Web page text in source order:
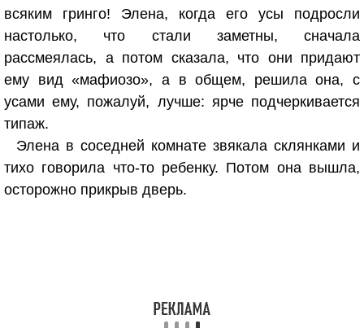
всяким гринго! Элена, когда его усы подросли
настолько, что стали заметны, сначала
рассмеялась, а потом сказала, что они придают
ему вид «мафиозо», а в общем, решила она, с
усами ему, пожалуй, лучше: ярче подчеркивается
типаж.
Элена в соседней комнате звякала склянками и
тихо говорила что-то ребенку. Потом она вышла,
осторожно прикрыв дверь.